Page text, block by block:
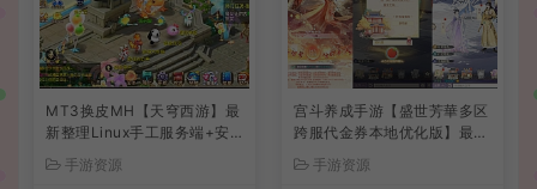
MT3换皮MH【天穹西游】最
新整理Linux手工服务端+安
卓苹果双端+GM后台+详细搭
建教程+全套源码+视频教程
手游资源
宫斗养成手游【盛世芳華多区
跨服代金券本地优化版】最新
整理单机一键即玩端+Linux
手工服务端+CDK授权后台
手游资源